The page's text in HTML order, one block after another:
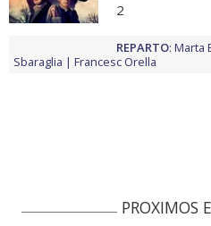
2
REPARTO: Marta
Sbaraglia
Francesc Orella
PROXIMOS